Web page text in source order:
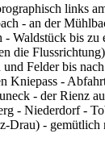
links
- an der
- Waldstück bis zu
die
Felder bis
Kniepass -
- der Rienz
- Niederdorf -
Drau) - gemütlich